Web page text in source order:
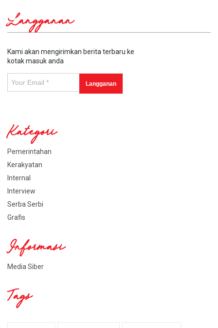
Langganan
Kami akan mengirimkan berita terbaru ke
kotak masuk anda
Kategori
Pemerintahan
Kerakyatan
Internal
Interview
Serba Serbi
Grafis
Informasi
Media Siber
Tags